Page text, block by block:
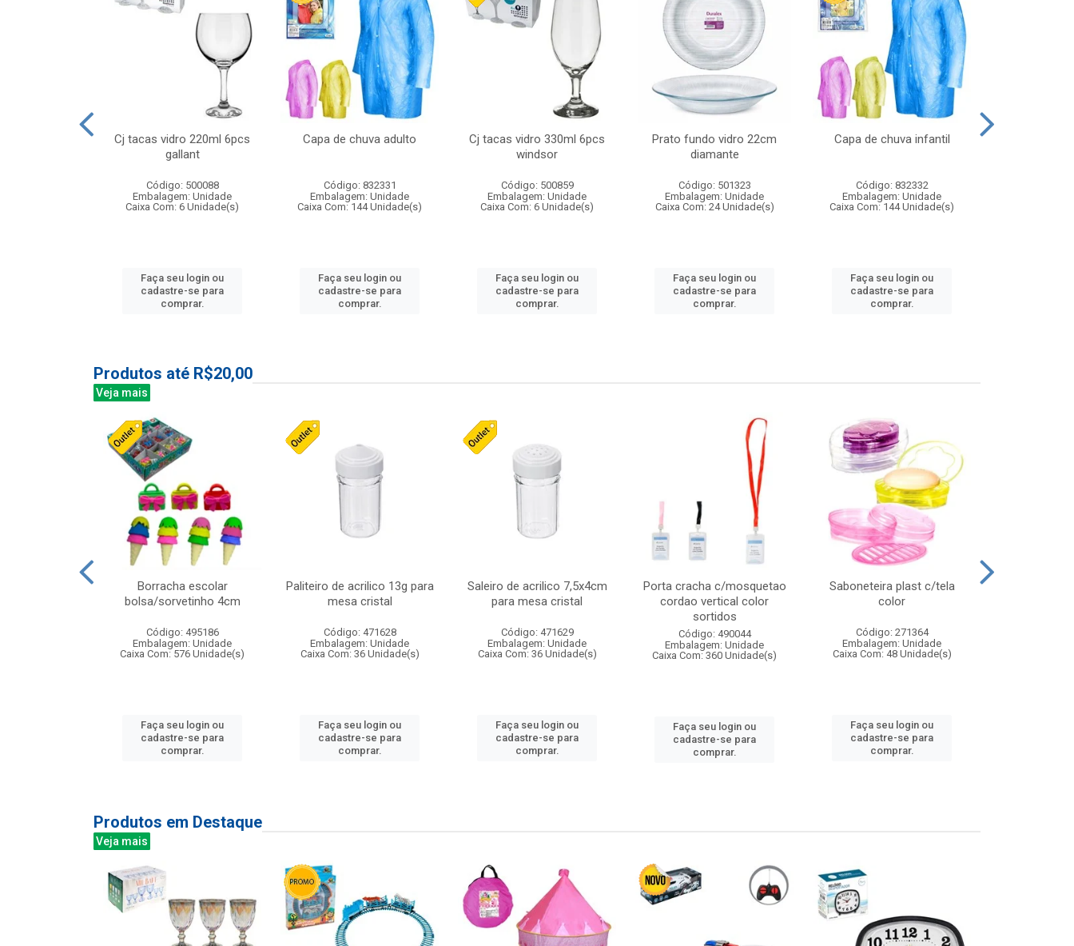
Cj tacas vidro 220ml 6pcs
gallant
Código: 500088
Embalagem: Unidade
Caixa Com: 6 Unidade(s)
Faça seu login ou
cadastre-se para
comprar.
Capa de chuva adulto
Código: 832331
Embalagem: Unidade
Caixa Com: 144 Unidade(s)
Faça seu login ou
cadastre-se para
comprar.
Cj tacas vidro 330ml 6pcs
windsor
Código: 500859
Embalagem: Unidade
Caixa Com: 6 Unidade(s)
Faça seu login ou
cadastre-se para
comprar.
Prato fundo vidro 22cm
diamante
Código: 501323
Embalagem: Unidade
Caixa Com: 24 Unidade(s)
Faça seu login ou
cadastre-se para
comprar.
Capa de chuva infantil
Código: 832332
Embalagem: Unidade
Caixa Com: 144 Unidade(s)
Faça seu login ou
cadastre-se para
comprar.
Produtos até R$20,00
Veja mais
Borracha escolar
bolsa/sorvetinho 4cm
Código: 495186
Embalagem: Unidade
Caixa Com: 576 Unidade(s)
Faça seu login ou
cadastre-se para
comprar.
Paliteiro de acrilico 13g para
mesa cristal
Código: 471628
Embalagem: Unidade
Caixa Com: 36 Unidade(s)
Faça seu login ou
cadastre-se para
comprar.
Saleiro de acrilico 7,5x4cm
para mesa cristal
Código: 471629
Embalagem: Unidade
Caixa Com: 36 Unidade(s)
Faça seu login ou
cadastre-se para
comprar.
Porta cracha c/mosquetao
cordao vertical color
sortidos
Código: 490044
Embalagem: Unidade
Caixa Com: 360 Unidade(s)
Faça seu login ou
cadastre-se para
comprar.
Saboneteira plast c/tela
color
Código: 271364
Embalagem: Unidade
Caixa Com: 48 Unidade(s)
Faça seu login ou
cadastre-se para
comprar.
Produtos em Destaque
Veja mais